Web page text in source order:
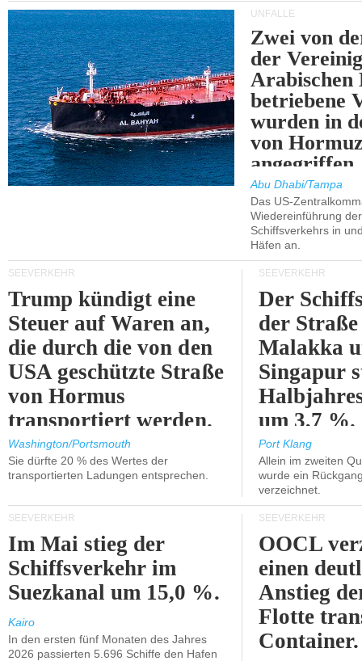
UNFÄLLE
Zwei von
der
Arabischen
betriebene
wurden in
von
angegriffen.
Abu Dhabi/Tampa
Das US-
Wiedereinführung
Schiffsverkehrs in
Häfen an.
SEEVERKEHR
Trump kündigt eine
Steuer auf Waren an,
die durch die von den
USA geschützte Straße
von Hormus
transportiert werden.
Washington/Portsmouth
Sie dürfte 20 % des Wertes der
transportierten Ladungen entsprechen.
SEEVERKEHR
Der
der
Malakka
Singapur
um 3,7 %.
Port Klang
Allein im zweiten
wurde ein
verzeichnet.
SEEVERKEHR
Im Mai stieg der
Schiffsverkehr im
Suezkanal um 15,0 %.
Kairo
In den ersten fünf Monaten des Jahres
2026 passierten 5.696 Schiffe den Hafen
SEEVERKEHR
OOCL
einen
Anstieg
Flotte
Container.